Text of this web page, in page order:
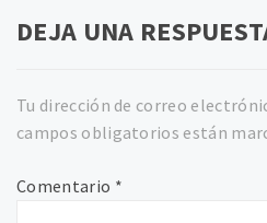
DEJA UNA
Tu dirección de correo
campos obligatorios están
Comentario *